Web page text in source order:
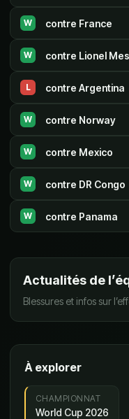
W contre France
W contre Lionel
L contre Argentina
W contre Norway
W contre Mexico
W contre DR Congo
W contre Panama
Actualités de
Blessures et infos sur
À explorer
CHAMPIONNAT
World Cup 2026